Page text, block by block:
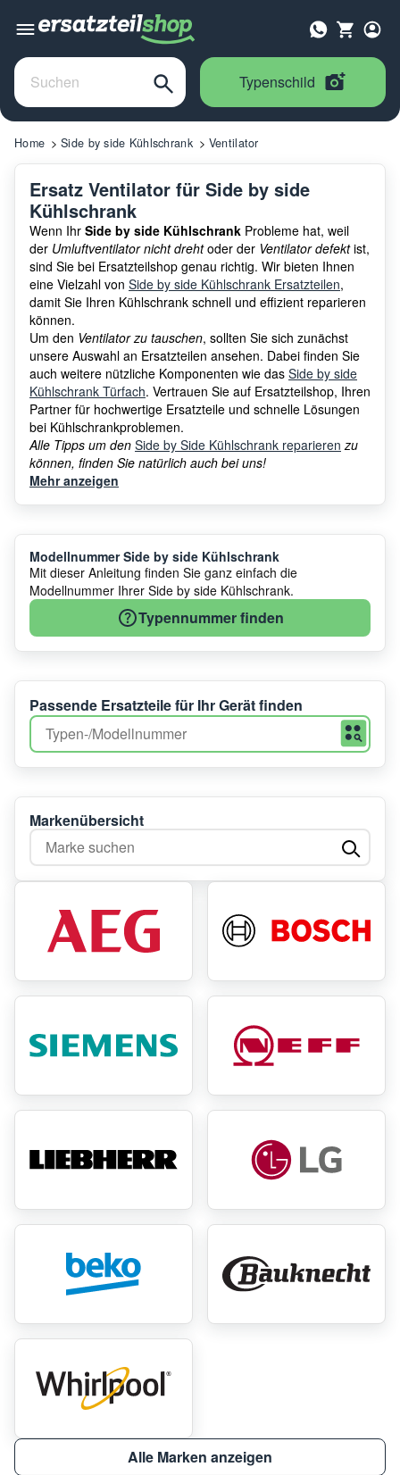
Typenschild
Home Side by side Kühlschrank Ventilator
Ersatz Ventilator für Side by side
Kühlschrank
Wenn Ihr Side by side Kühlschrank Probleme hat, weil
der Umluftventilator nicht drehtoder der Ventilator defektist,
sind Sie bei Ersatzteilshop genau richtig. Wir bieten Ihnen
eine Vielzahl von Side by side Kühlschrank Ersatzteilen,
damit Sie Ihren Kühlschrank schnell und effizient reparieren
können.
Um den Ventilator zu tauschen, sollten Sie sich zunächst
unsere Auswahl an Ersatzteilen ansehen. Dabei finden Sie
auch weitere nützliche Komponenten wie das Side by side
Kühlschrank Türfach. Vertrauen Sie auf Ersatzteilshop, Ihren
Partner für hochwertige Ersatzteile und schnelle Lösungen
bei Kühlschrankproblemen.
Alle Tipps um den Side by Side Kühlschrank reparieren zu
können, finden Sie natürlich auch bei uns!
Mehr anzeigen
Modellnummer Side by side Kühlschrank
Mit dieser Anleitung finden Sie ganz einfach die
Modellnummer Ihrer Side by side Kühlschrank.
Typennummer finden
Passende Ersatzteile für Ihr Gerät finden
Markenübersicht
Marke suchen
Alle Marken anzeigen